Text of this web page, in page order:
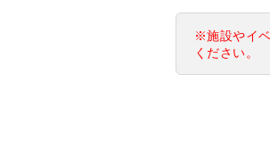
※施設やイ
ください。